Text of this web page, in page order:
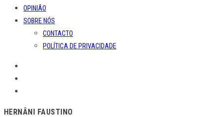
OPINIÃO
SOBRE NÓS
CONTACTO
POLÍTICA DE PRIVACIDADE
HERNÂNI FAUSTINO